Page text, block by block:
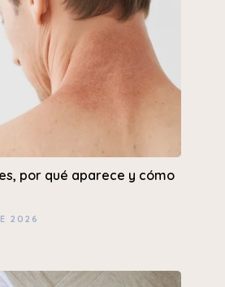
por qué aparece y cómo
2026